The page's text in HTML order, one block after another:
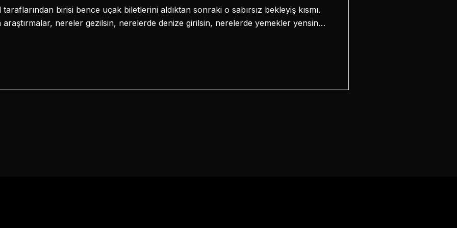
birisi bence uçak biletlerini aldıktan sonraki o sabırsız bekleyiş kısmı.
araştırmalar, nereler gezilsin, nerelerde denize girilsin, nerelerde yemekler yensin…